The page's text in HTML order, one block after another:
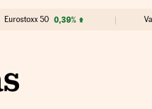
Eurostoxx 50 0,39%